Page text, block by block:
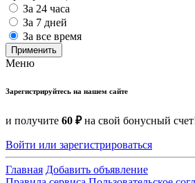
За 24 часа
За 7 дней
За все время
Применить
Меню
Зарегистрируйтесь на нашем сайте
и получите 60 ₽на свой бонусный
Войти или зарегистрироваться
Главная Добавить объявление